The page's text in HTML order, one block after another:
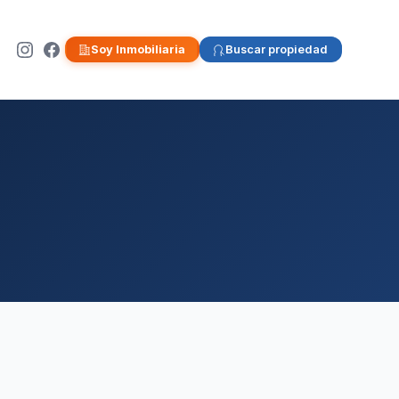
Soy Inmobiliaria Buscar propiedad